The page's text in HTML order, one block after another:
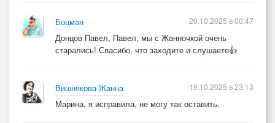
Боцман
Донцов Павел, Павел, мы с Жанночкой очень
старались! Спасибо, что заходите и слушаете👍
20.10.2025 в 00:47
Вишнякова Жанна
Марина, я исправила, не могу так оставить.
19.10.2025 в 23:13